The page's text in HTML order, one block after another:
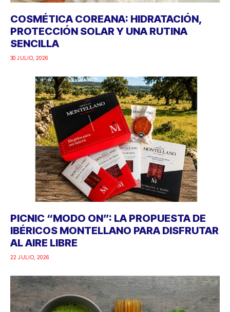
COSMÉTICA COREANA: HIDRATACIÓN,
PROTECCIÓN SOLAR Y UNA RUTINA
SENCILLA
30 JULIO, 2026
PICNIC “MODO ON”: LA PROPUESTA DE
IBÉRICOS MONTELLANO PARA DISFRUTAR
AL AIRE LIBRE
22 JULIO, 2026